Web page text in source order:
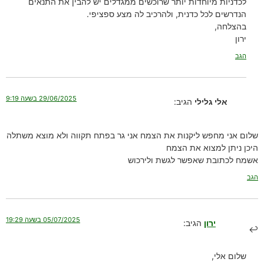
הנדרשים לכל כדנית, ולהרכיב לה מצע ספציפי.
בהצלחה,
ירון
הגב
אלי גלילי הגיב: 29/06/2025 בשעה 9:19
שלום אני מחפש ליקנות את הצמח אני גר בפתח תקווה ולא מוצא משתלה
היכן ניתן למצוא את הצמח
אשמח לכתובת שאפשר לגשת ולירכוש
הגב
ירון הגיב: 05/07/2025 בשעה 19:29
שלום אלי,